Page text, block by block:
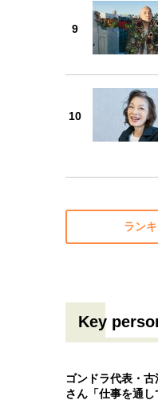
9
10
ラン
Key
ゴンドラ代表・古
さん「仕事を通し